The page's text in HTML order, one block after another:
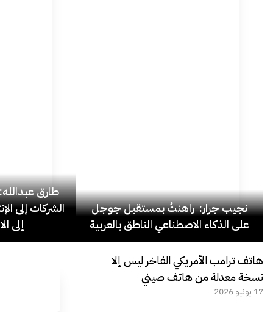
نجيب جرار: راهنتُ بمستقبل جوجل
على الذكاء الاصطناعي الناطق بالعربية
الشركات إلى
إلى
هاتف ترامب الأمريكي الفاخر ليس إلا
نسخة معدلة من هاتف صيني
17 يونيو 2026